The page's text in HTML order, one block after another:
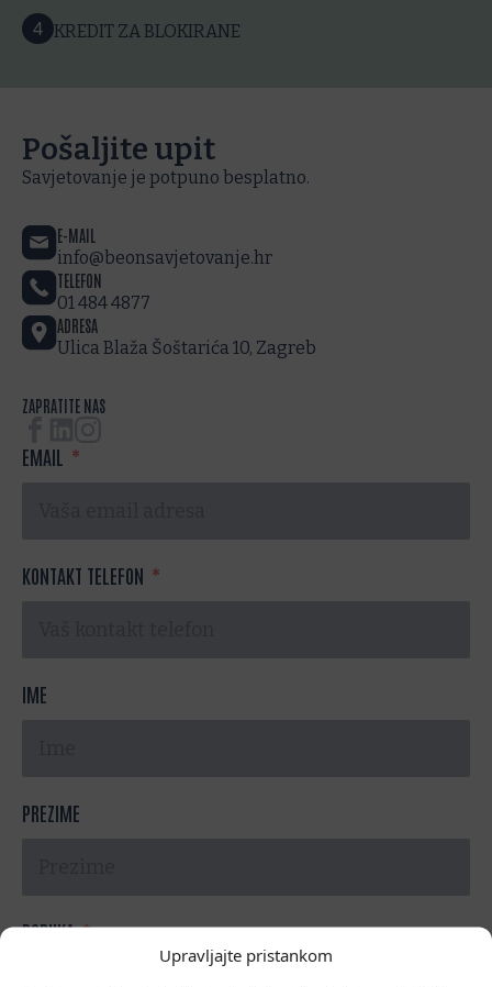
Upravljajte pristankom
4 KREDIT ZA BLOKIRANE
Pošaljite upit
Savjetovanje je potpuno besplatno.
E-MAIL
info@beonsavjetovanje.hr
TELEFON
01 484 4877
ADRESA
Ulica Blaža Šoštarića 10, Zagreb
ZAPRATITE NAS
EMAIL
KONTAKT TELEFON
IME
PREZIME
PORUKA